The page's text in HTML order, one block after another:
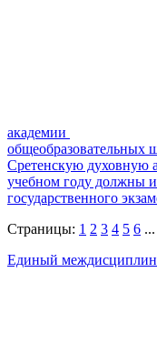
академии
общеобразовательных
Сретенскую духовную
учебном году должны
государственного
Страницы: 1 2 3 4 5 6 ...
Единый